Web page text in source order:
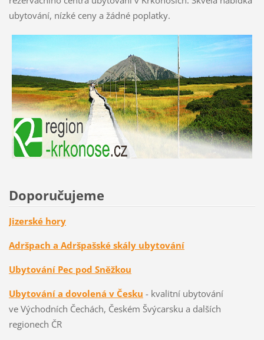
ubytování, nízké ceny a žádné poplatky.
Doporučujeme
Jizerské hory
Adršpach a Adršpašské skály ubytování
Ubytování Pec pod Sněžkou
Ubytování a dovolená v Česku - kvalitní ubytování
ve Východních Čechách, Českém Švýcarsku a dalších
regionech ČR